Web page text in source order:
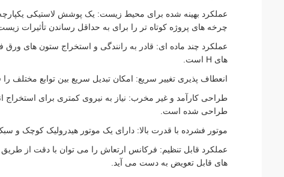
عملکرد بهینه شده برای محیط زیست: یک پوشش لاستیکی
چرخه های پروژه کوتاه تر را برای به حداقل رساندن تأثیرات
عملکرد چند ماده ای: قادر به رانندگی و استخراج ستون های
های H است.
انعطاف پذیری تغییر سریع: امکان تبدیل سریع بین توابع
طراحی کارآمد و غیر مخرب: نیاز به نیروی کمتری برای استخراج
طراحی شده است.
موتور فشرده با قدرت بالا: دارای یک موتور هیدرولیک کوچک و
عملکرد قابل تنظیم: فرکانس ارتعاش را می توان با دقت از
های قابل تعویض به دست می آید.